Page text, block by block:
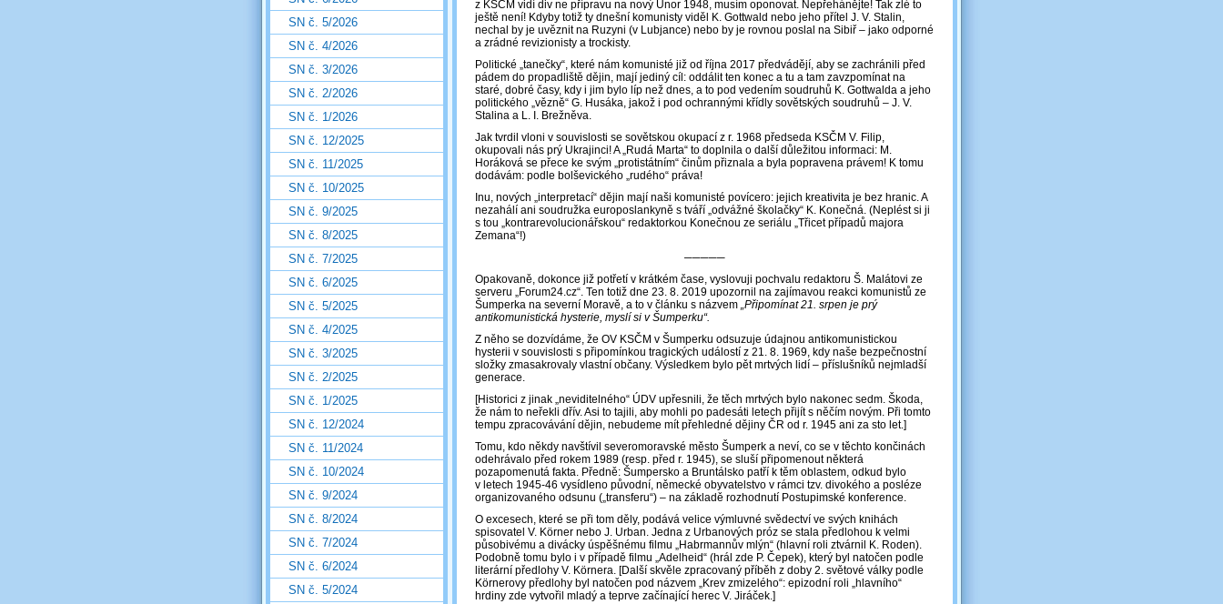
z KSČM vidí div ne přípravu na nový Únor 1948, musím oponovat. Nepřehánějte! Tak zlé to
ještě není! Kdyby totiž ty dnešní komunisty viděl K. Gottwald nebo jeho přítel J. V. Stalin,
nechal by je uvěznit na Ruzyni (v Lubjance) nebo by je rovnou poslal na Sibiř – jako odporné
a zrádné revizionisty a trockisty.
Politické „tanečky“, které nám komunisté již od října 2017 předvádějí, aby se zachránili před
pádem do propadliště dějin, mají jediný cíl: oddálit ten konec a tu a tam zavzpomínat na
staré, dobré časy, kdy i jim bylo líp než dnes, a to pod vedením soudruhů K. Gottwalda a jeho
politického „vězně“ G. Husáka, jakož i pod ochrannými křídly sovětských soudruhů – J. V.
Stalina a L. I. Brežněva.
Jak tvrdil vloni v souvislosti se sovětskou okupací z r. 1968 předseda KSČM V. Filip,
okupovali nás prý Ukrajinci! A „Rudá Marta“ to doplnila o další důležitou informaci: M.
Horáková se přece ke svým „protistátním“ činům přiznala a byla popravena právem! K tomu
dodávám: podle bolševického „rudého“ práva!
Inu, nových „interpretací“ dějin mají naši komunisté povícero: jejich kreativita je bez hranic. A
nezahálí ani soudružka europoslankyně s tváří „odvážné školačky“ K. Konečná. (Neplést si ji
s tou „kontrarevolucionářskou“ redaktorkou Konečnou ze seriálu „Třicet případů majora
Zemana“!)
─────
Opakovaně, dokonce již potřetí v krátkém čase, vyslovuji pochvalu redaktoru Š. Malátovi ze
serveru „Forum24.cz“. Ten totiž dne 23. 8. 2019 upozornil na zajímavou reakci komunistů ze
Šumperka na severní Moravě, a to v článku s názvem „Připomínat 21. srpen je prý
antikomunistická hysterie, myslí si v Šumperku“.
Z něho se dozvídáme, že OV KSČM v Šumperku odsuzuje údajnou antikomunistickou
hysterii v souvislosti s připomínkou tragických událostí z 21. 8. 1969, kdy naše bezpečnostní
složky zmasakrovaly vlastní občany. Výsledkem bylo pět mrtvých lidí ‒ příslušníků nejmladší
generace.
[Historici z jinak „neviditelného“ ÚDV upřesnili, že těch mrtvých bylo nakonec sedm. Škoda,
že nám to neřekli dřív. Asi to tajili, aby mohli po padesáti letech přijít s něčím novým. Při tomto
tempu zpracovávání dějin, nebudeme mít přehledné dějiny ČR od r. 1945 ani za sto let.]
Tomu, kdo někdy navštívil severomoravské město Šumperk a neví, co se v těchto končinách
odehrávalo před rokem 1989 (resp. před r. 1945), se sluší připomenout některá
pozapomenutá fakta. Předně: Šumpersko a Bruntálsko patří k těm oblastem, odkud bylo
v letech 1945-46 vysídleno původní, německé obyvatelstvo v rámci tzv. divokého a posléze
organizovaného odsunu („transferu“) – na základě rozhodnutí Postupimské konference.
O excesech, které se při tom děly, podává velice výmluvné svědectví ve svých knihách
spisovatel V. Körner nebo J. Urban. Jedna z Urbanových próz se stala předlohou k velmi
působivému a divácky úspěšnému filmu „Habrmannův mlýn“ (hlavní roli ztvárnil K. Roden).
Podobně tomu bylo i v případě filmu „Adelheid“ (hrál zde P. Čepek), který byl natočen podle
literární předlohy V. Körnera. [Další skvěle zpracovaný příběh z doby 2. světové války podle
Körnerovy předlohy byl natočen pod názvem „Krev zmizelého“: epizodní roli „hlavního“
hrdiny zde vytvořil mladý a teprve začínající herec V. Jiráček.]
SN č. 5/2026
SN č. 4/2026
SN č. 3/2026
SN č. 2/2026
SN č. 1/2026
SN č. 12/2025
SN č. 11/2025
SN č. 10/2025
SN č. 9/2025
SN č. 8/2025
SN č. 7/2025
SN č. 6/2025
SN č. 5/2025
SN č. 4/2025
SN č. 3/2025
SN č. 2/2025
SN č. 1/2025
SN č. 12/2024
SN č. 11/2024
SN č. 10/2024
SN č. 9/2024
SN č. 8/2024
SN č. 7/2024
SN č. 6/2024
SN č. 5/2024